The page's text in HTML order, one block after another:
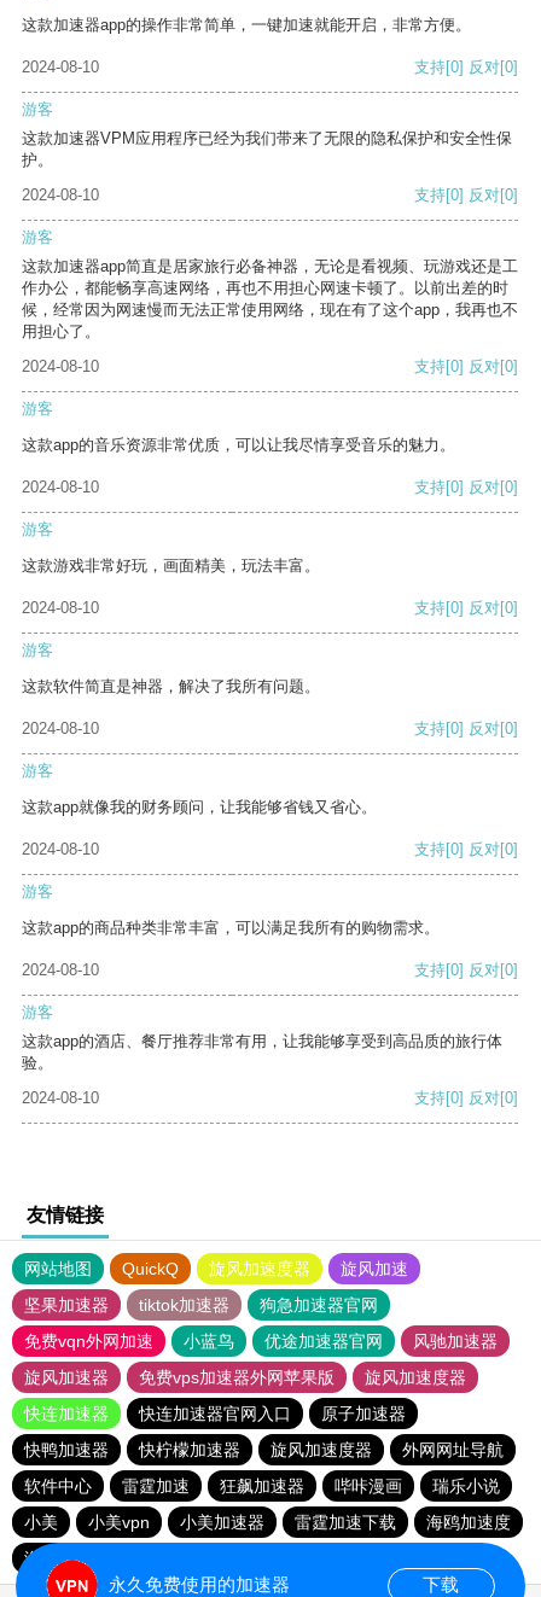
这款加速器app的操作非常简单，一键加速就能开启，非常方便。
2024-08-10 支持[0] 反对[0]
游客
这款加速器VPM应用程序已经为我们带来了无限的隐私保护和安全性保
护。
2024-08-10
支持[0] 反对[0]
游客
这款加速器app简直是居家旅行必备神器，无论是看视频、玩游戏还是工
作办公，都能畅享高速网络，再也不用担心网速卡顿了。以前出差的时
候，经常因为网速慢而无法正常使用网络，现在有了这个app，我再也不
用担心了。
2024-08-10
支持[0] 反对[0]
游客
这款app的音乐资源非常优质，可以让我尽情享受音乐的魅力。
2024-08-10 支持[0] 反对[0]
游客
这款游戏非常好玩，画面精美，玩法丰富。
2024-08-10 支持[0] 反对[0]
游客
这款软件简直是神器，解决了我所有问题。
2024-08-10 支持[0] 反对[0]
游客
这款app就像我的财务顾问，让我能够省钱又省心。
2024-08-10 支持[0] 反对[0]
游客
这款app的商品种类非常丰富，可以满足我所有的购物需求。
2024-08-10 支持[0] 反对[0]
游客
这款app的酒店、餐厅推荐非常有用，让我能够享受到高品质的旅行体
验。
2024-08-10
支持[0] 反对[0]
友情链接
网站地图 QuickQ 旋风加速度器
旋风加速
坚果加速器
tiktok加速器
狗急加速器官网
免费vqn外网加速
小蓝鸟 优途加速器官网
风驰加速器
旋风加速器
免费vps加速器外网苹果版
旋风加速度器
快连加速器
快连加速器官网入口
原子加速器
快鸭加速器
快柠檬加速器 旋风加速度器
外网网址导航
软件中心
雷霆加速 狂飙加速器 哔咔漫画
瑞乐小说
小美
小美vpn 小美加速器 雷霆加速下载
海鸥加速度
海鸥加速器下载
永久免费使用的加速器 下载